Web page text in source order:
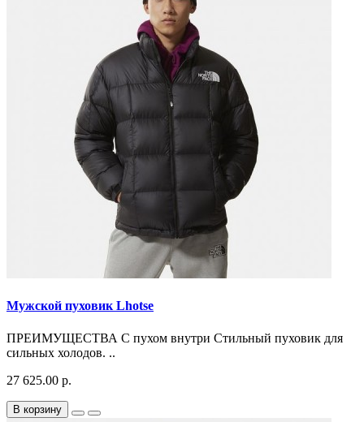
Мужской пуховик Lhotse
ПРЕИМУЩЕСТВА С пухом внутри Стильный пуховик для
сильных холодов. ..
27 625.00 р.
В корзину